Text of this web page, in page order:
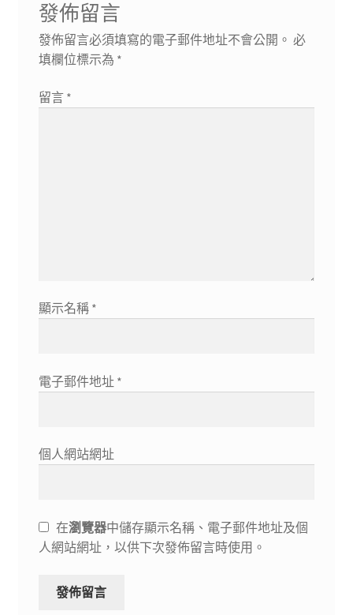
發佈留言
發佈留言必須填寫的電子郵件地址不會公開。 必
填欄位標示為 *
留言 *
顯示名稱 *
電子郵件地址 *
個人網站網址
在瀏覽器中儲存顯示名稱、電子郵件地址及個
人網站網址，以供下次發佈留言時使用。